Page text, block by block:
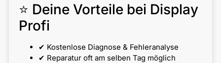
⭐ Deine Vorteile bei Display
Profi
✔ Kostenlose Diagnose & Fehleranalyse
✔ Reparatur oft am selben Tag möglich